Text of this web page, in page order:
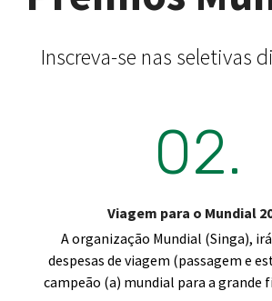
Inscreva-se nas seletivas
02.
Viagem para o Mundial
A organização Mundial (Singa),
despesas de viagem (passagem e
campeão (a) mundial para a grande